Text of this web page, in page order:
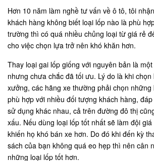
Hơn 10 năm làm nghề tư vấn về ô tô, tôi
khách hàng không biết loại lốp nào là phù
trường thì có quá nhiều chủng loại từ giá rẻ
cho việc chọn lựa trở nên khó khăn hơn.
Thay loại gai lốp giống với nguyên bản là
nhưng chưa chắc đã tối ưu. Lý do là khi
xưởng, các hãng xe thường phải chọn
phù hợp với nhiều đối tượng khách hàng,
sử dụng khác nhau, cả trên đường đô thị
xấu. Nếu dùng loại lốp tốt nhất sẽ làm đội
khiến họ khó bán xe hơn. Do đó khi đến kỳ
sách của bạn không quá eo hẹp thì nên cân
những loại lốp tốt hơn.